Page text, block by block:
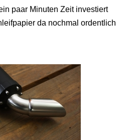
paar Minuten Zeit investiert
da nochmal ordentlich